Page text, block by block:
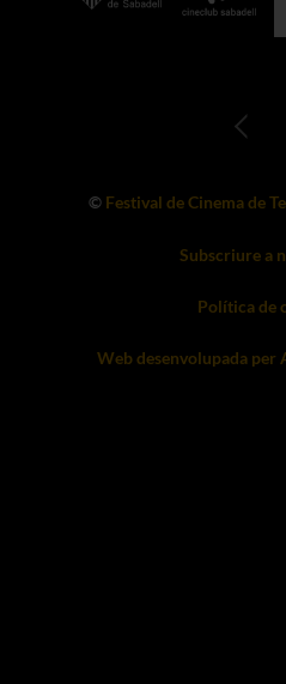
© Festival de Cinema de
Subscriure a
Política de
Web desenvolupada per